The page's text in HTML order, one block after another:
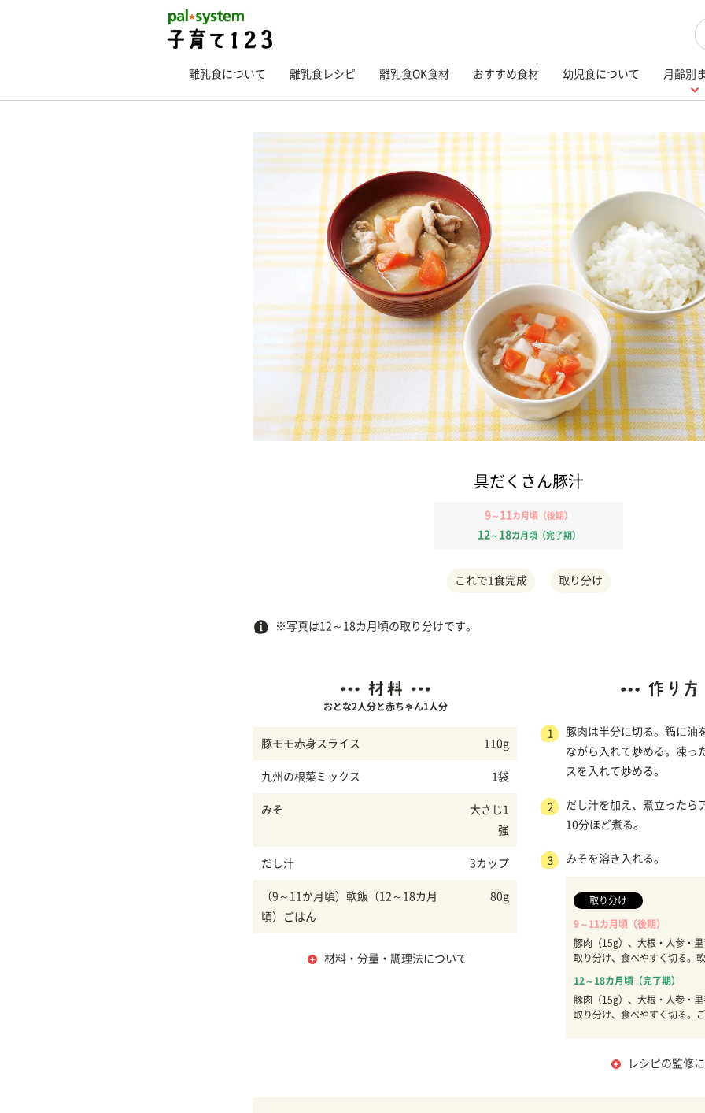
離乳食について 離乳食レシピ 離乳食OK食材 おすすめ食材 幼児食について 月齢別
具だくさん豚汁
9～ 11 カ月頃（後期）
12 ～ 18カ月頃（完了期）
これで1食完成 取り分け
※写真は12～18カ月頃の取り分けです。
おとな2人分と赤ちゃん1人分
豚モモ赤身スライス 110g
九州の根菜ミックス 1袋
みそ
大さじ1
強
だし汁 3カップ
（9～11か月頃）軟飯（12～18カ月
頃）ごはん
80g
材料・分量・調理法について
1
豚肉は半分に切る。鍋に油
ながら入れて炒める。凍っ
スを入れて炒める。
2
だし汁を加え、煮立ったら
10分ほど煮る。
3 みそを溶き入れる。
取り分け
9～11カ月頃（後期）
豚肉（15g）、大根・人参・
取り分け、食べやすく切る。軟
12～18カ月頃（完了期）
豚肉（15g）、大根・人参・
取り分け、食べやすく切る。
レシピの監修